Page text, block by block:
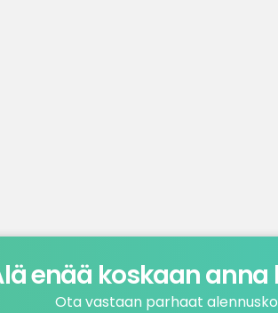
enää koskaan
Ota vastaan parhaat